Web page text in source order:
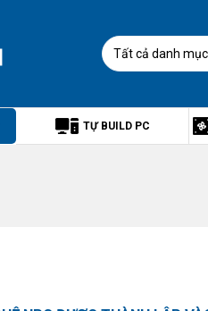
Tất cả danh mục
TỰ BUILD PC